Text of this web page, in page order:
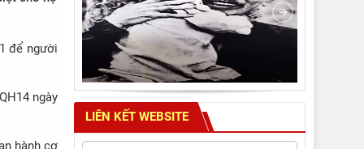
để người
ngày
hành cơ
LIÊN KẾT WEBSITE